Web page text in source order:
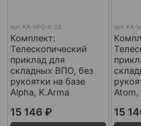
арт. KA-VPO-X-23
Комплект:
Телескопический
приклад для
складных ВПО, без
рукоятки на базе
Alpha, K.Arma
15 146 ₽
арт. KA-
Atom,
15